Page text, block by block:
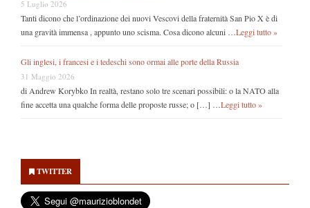
5 Luglio 2026
Tanti dicono che l’ordinazione dei nuovi Vescovi della fraternità San Pio X è di
una gravità immensa , appunto uno scisma. Cosa dicono alcuni … Leggi tutto »
Gli inglesi, i francesi e i tedeschi sono ormai alle porte della Russia
31 Maggio 2026
di Andrew Korybko In realtà, restano solo tre scenari possibili: o la NATO alla
fine accetta una qualche forma delle proposte russe; o […] … Leggi tutto »
Sidebar
TWITTER